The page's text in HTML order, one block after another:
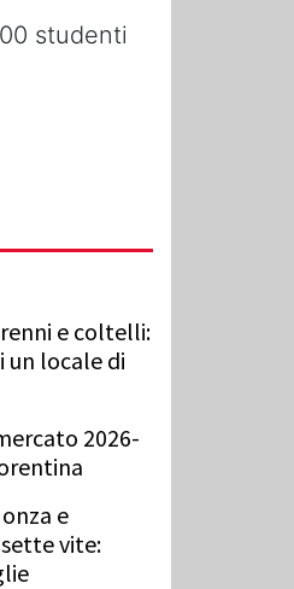
studenti
e coltelli:
un locale di
2026-
e
vite: